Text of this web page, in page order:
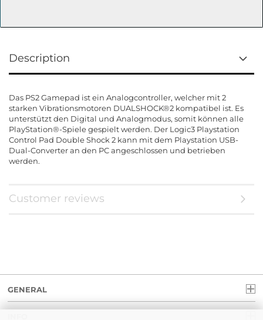
Description
Das PS2 Gamepad ist ein Analogcontroller, welcher mit 2
starken Vibrationsmotoren DUALSHOCK®2 kompatibel ist. Es
unterstützt den Digital und Analogmodus, somit können alle
PlayStation®-Spiele gespielt werden. Der Logic3 Playstation
Control Pad Double Shock 2 kann mit dem Playstation USB-
Dual-Converter an den PC angeschlossen und betrieben
werden.
Customer reviews
GENERAL